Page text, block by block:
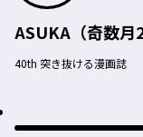
ASUKA（奇数月
40th 突き抜ける漫画誌